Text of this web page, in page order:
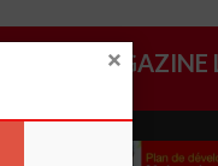
MAGAZINE